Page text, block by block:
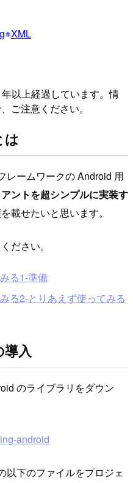
XML
以上経過しています。情
ご注意ください。
レームワークの Android 用
ントを超シンプルに実装す
載せたいと思います。
ださい。
る1-準備
る2-とりあえず使ってみる
入
のライブラリをダウン
android
以下のファイルをプロジェ